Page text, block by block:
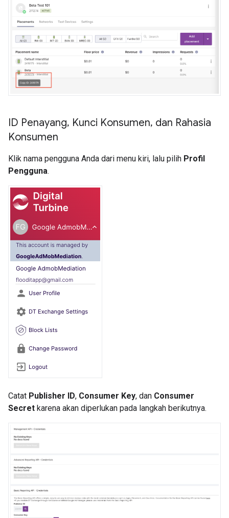
ID Penayang, Kunci Konsumen, dan Rahasia
Konsumen
Klik nama pengguna Anda dari menu kiri, lalu pilih Profil
Pengguna.
Catat Publisher ID, Consumer Key, dan Consumer
Secret karena akan diperlukan pada langkah berikutnya.